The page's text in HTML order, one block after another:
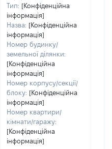
Тип: [Конфіденційна
інформація]
Назва: [Конфіденційна
інформація]
Номер будинку/
земельної ділянки:
[Конфіденційна
інформація]
Номер корпусу/секції/
блоку: [Конфіденційна
інформація]
Номер квартири/
кімнати/гаражу:
[Конфіденційна
інформація]